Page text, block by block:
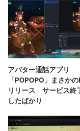
アバター通話アプリ
「POPOPO」まさか
リリース サービス終
したばかり